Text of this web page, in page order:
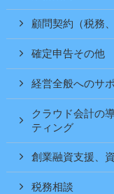
顧問契約（税務
確定申告その他
経営全般へのサ
クラウド会計の
ティング
創業融資支援、
税務相談